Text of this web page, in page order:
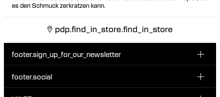
es den Schmuck zerkratzen kann.
pdp.find_in_store.find_in_store
footer.sign_up_for_our_newsletter
footer.social